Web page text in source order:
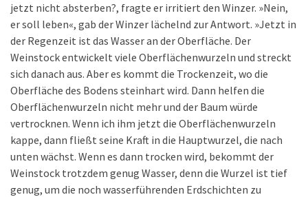
jetzt nicht absterben?, fragte er irritiert den Winzer. »Nein,
er soll leben«, gab der Winzer lächelnd zur Antwort. »Jetzt in
der Regenzeit ist das Wasser an der Oberfläche. Der
Weinstock entwickelt viele Oberflächenwurzeln und streckt
sich danach aus. Aber es kommt die Trockenzeit, wo die
Oberfläche des Bodens steinhart wird. Dann helfen die
Oberflächenwurzeln nicht mehr und der Baum würde
vertrocknen. Wenn ich ihm jetzt die Oberflächenwurzeln
kappe, dann fließt seine Kraft in die Hauptwurzel, die nach
unten wächst. Wenn es dann trocken wird, bekommt der
Weinstock trotzdem genug Wasser, denn die Wurzel ist tief
genug, um die noch wasserführenden Erdschichten zu